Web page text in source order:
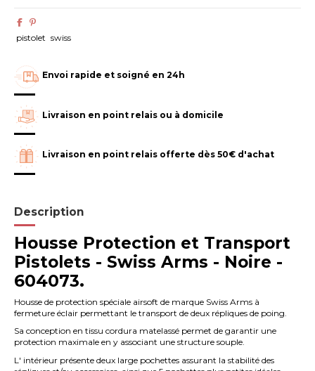
pistolet swiss
Envoi rapide et soigné en 24h
Livraison en point relais ou à domicile
Livraison en point relais offerte dès 50€ d'achat
Description
Housse Protection et Transport
Pistolets - Swiss Arms - Noire -
604073.
Housse de protection spéciale airsoft de marque Swiss Arms à
fermeture éclair permettant le transport de deux répliques de poing.
Sa conception en tissu cordura matelassé permet de garantir une
protection maximale en y associant une structure souple.
L' intérieur présente deux large pochettes assurant la stabilité des